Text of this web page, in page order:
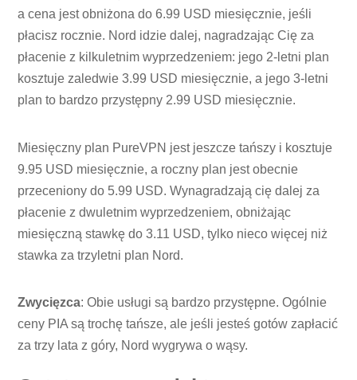
a cena jest obniżona do 6.99 USD miesięcznie, jeśli
płacisz rocznie. Nord idzie dalej, nagradzając Cię za
płacenie z kilkuletnim wyprzedzeniem: jego 2-letni plan
kosztuje zaledwie 3.99 USD miesięcznie, a jego 3-letni
plan to bardzo przystępny 2.99 USD miesięcznie.
Miesięczny plan PureVPN jest jeszcze tańszy i kosztuje
9.95 USD miesięcznie, a roczny plan jest obecnie
przeceniony do 5.99 USD. Wynagradzają cię dalej za
płacenie z dwuletnim wyprzedzeniem, obniżając
miesięczną stawkę do 3.11 USD, tylko nieco więcej niż
stawka za trzyletni plan Nord.
Zwycięzca: Obie usługi są bardzo przystępne. Ogólnie
ceny PIA są trochę tańsze, ale jeśli jesteś gotów zapłacić
za trzy lata z góry, Nord wygrywa o wąsy.